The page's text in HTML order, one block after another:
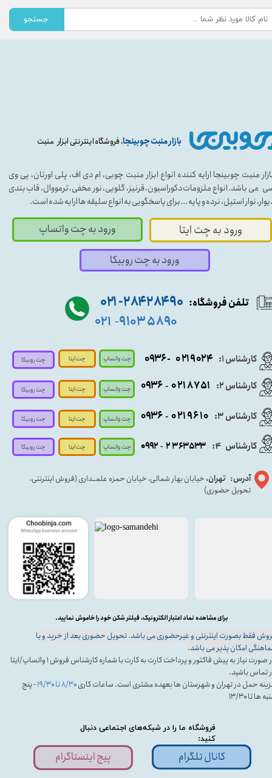
بازار منبت چوبینجا، فروشگاه اینترنتی ابزار منبت
فروشگاه ما را در شبکه‌های اجتماعی دنبال
کنید:
منبت چوبینجا ارایه کننده انواع ابزار منبت چوبی، ام دی اف، پلی اورتان، پی وی
می باشد. انواع ملزومات دکوراسیون، قرنیز، گلویی، نور مخفی، ترمووال، قاب بندی
نوار استیل، نرده و پایه ...برای پاسخگویی به انواع سلیقه ها ارایه شده است.
کارشناس ۱: ۰۲۱۹۰۲۴ - ۰۹۳۶
آدرس: تهران، خیابان بهار شمالی، خیابان حمزه علمــداری (فروش اینترنتی،
تحویل حضوری)
ورود به چت ایتا ورود به چت واتساپ
تلفن فروشگاه: ۹۰ ۲۸۴ ۲۸۴- ۰۲۱
۵۸۹۰ ۹۱۰۳ -۰۲۱
کارشناس ۳: ۰۲۱۹۶۱۰ -۰۹۳۶
فقط بصورت اینترنتی و غیرحضوری می باشد. تحویل حضوری بعد از خرید و با
امکان پذیر می باشد.
در صورت نیاز به پیش فاکتور و پرداخت کارت به کارت با شماره کارشناس فروش ۱ واتساپ/ایتا
تماس باشید.
حمل در تهران و شهرستان ها بعهده مشتری است. ساعات کاری۸/۳۰ تا ۱۹/۳۰
- پنج
ها تا ۱۳/۳۰
برای مشاهده نماد اعتبار الکترونیک، فیلتر شکن خود را خاموش نمایید.
پیج اینستاگرام کانال تلگرام
کارشناس ۲: ۰۲۱۸۷۵۱ - ۰۹۳۶
ورود به چت روبیکا
کارشناس 4
: ۲۳۶۳۵۳۳ - ۰۹۹۲
چت واتساپ
چت واتساپ
چت واتساپ
چت واتساپ
چت ایتا
چت ایتا
چت ایتا
چت ایتا
چت روبیکا
چت روبیکا
چت روبیکا
چت روبیکا
جستجو